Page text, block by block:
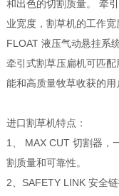
和出色的切割质量。 牵
业宽度，割草机的工作
FLOAT 液压气动悬挂系
牵引式割草压扁机可匹
能和高质量牧草收获的用
进口割草机特点：
1、 MAX CUT 切割器，
割质量和可靠性。
2、SAFETY LINK 安全